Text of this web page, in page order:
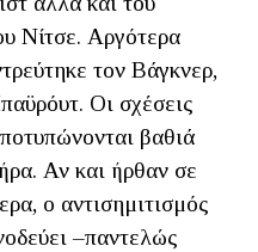
Νίτσε. Αργότερα
τον Βάγκνερ,
Οι σχέσεις
βαθιά
Αν και ήρθαν σε
ο αντισημιτισμός
–παντελώς